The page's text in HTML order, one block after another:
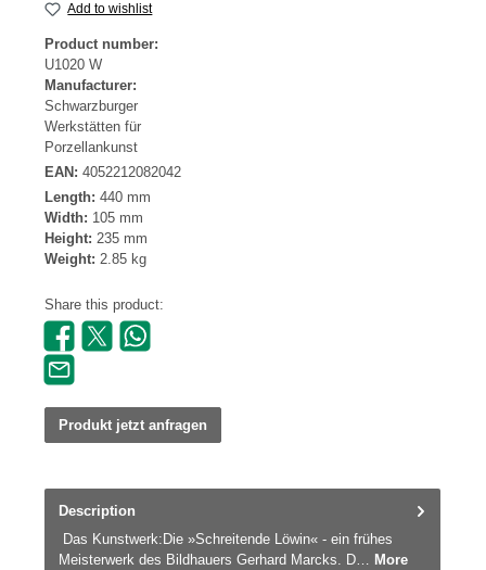
Add to wishlist
Product number:
U1020 W
Manufacturer:
Schwarzburger
Werkstätten für
Porzellankunst
EAN: 4052212082042
Length: 440 mm
Width: 105 mm
Height: 235 mm
Weight: 2.85 kg
Share this product:
Produkt jetzt anfragen
Description
Das Kunstwerk:Die »Schreitende Löwin« - ein frühes
Meisterwerk des Bildhauers Gerhard Marcks. D… More